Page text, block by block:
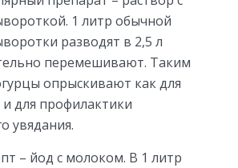
1 литр обычной
разводят в 2,5 л
перемешивают. Таким
опрыскивают как для
и для профилактики
увядания.
– йод с молоком. В 1 литр